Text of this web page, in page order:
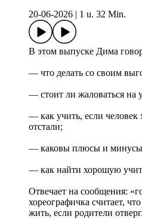
20-06-2026
1 u. 32 Min.
В этом выпуске Дима
— что делать со своим
— стоит ли жаловаться на
— как учить, если человек
отстали;
— каковы плюсы и минусы
— как найти хорошую
Отвечает на сообщения:
хореографичка считает,
жить, если родители